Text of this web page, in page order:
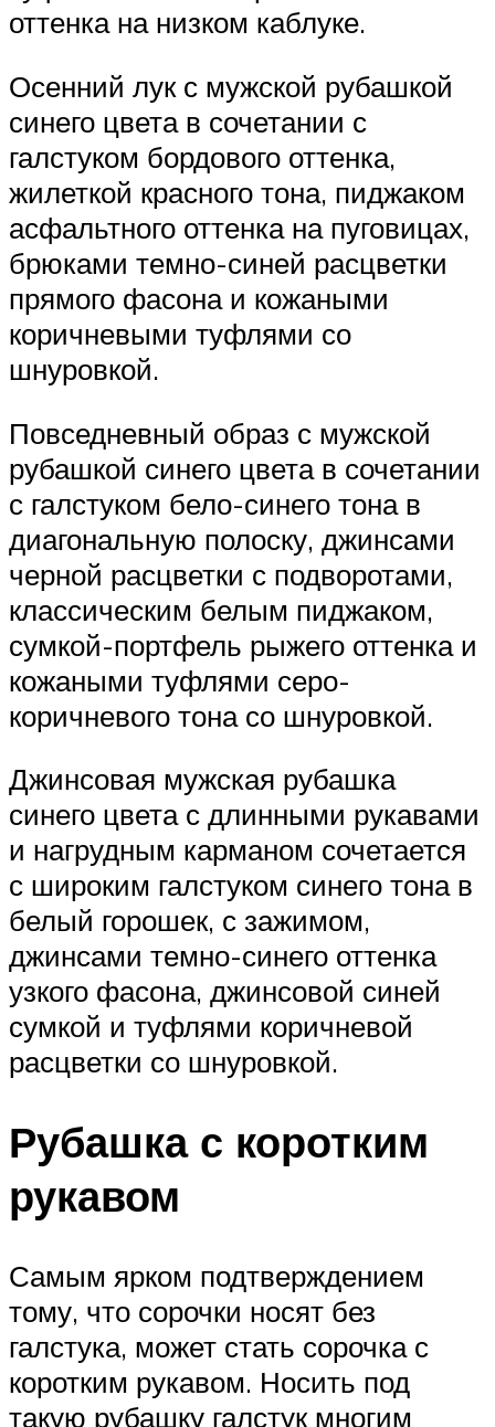
оттенка на низком каблуке.
Осенний лук с мужской рубашкой
синего цвета в сочетании с
галстуком бордового оттенка,
жилеткой красного тона, пиджаком
асфальтного оттенка на пуговицах,
брюками темно-синей расцветки
прямого фасона и кожаными
коричневыми туфлями со
шнуровкой.
Повседневный образ с мужской
рубашкой синего цвета в сочетании
с галстуком бело-синего тона в
диагональную полоску, джинсами
черной расцветки с подворотами,
классическим белым пиджаком,
сумкой-портфель рыжего оттенка и
кожаными туфлями серо-
коричневого тона со шнуровкой.
Джинсовая мужская рубашка
синего цвета с длинными рукавами
и нагрудным карманом сочетается
с широким галстуком синего тона в
белый горошек, с зажимом,
джинсами темно-синего оттенка
узкого фасона, джинсовой синей
сумкой и туфлями коричневой
расцветки со шнуровкой.
Рубашка с коротким
рукавом
Самым ярком подтверждением
тому, что сорочки носят без
галстука, может стать сорочка с
коротким рукавом. Носить под
такую рубашку галстук многим